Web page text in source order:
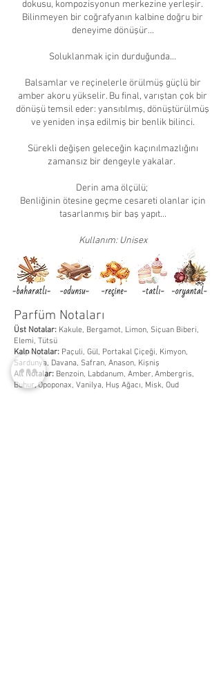
dokusu, kompozisyonun merkezine yerleşir.
Bilinmeyen bir coğrafyanın kalbine doğru bir
deneyime dönüşür...
Soluklanmak için durduğunda...
Balsamlar ve reçinelerle örülmüş güçlü bir
amber akoru yükselir. Bu final, varıştan çok bir
dönüşü temsil eder: yansıtılmış, dönüştürülmüş
ve yeniden inşa edilmiş bir benlik bilinci.
Sürekli değişen geleceğin kaçınılmazlığını
zamansız bir dengeyle yakalar.
Derin ama ölçülü;
Benliğinin ötesine geçme cesareti olanlar için
tasarlanmış bir baş yapıt...
Kullanım: Unisex
Parfüm Notaları
Üst Notalar: Kakule, Bergamot, Limon, Siçuan Biberi,
Elemi, Tütsü
Kalp Notalar: Paçuli, Gül, Portakal Çiçeği, Kimyon,
Sardunya, Davana, Safran, Anason, Kişniş
Alt Notalar: Benzoin, Labdanum, Amber, Ambergris,
Buhur, Opoponax, Vanilya, Huş Ağacı, Misk, Oud